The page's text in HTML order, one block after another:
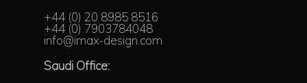
+44 (0) 20 8985 8516
+44 (0) 7903784048
info@imax-design.com
Saudi Office: